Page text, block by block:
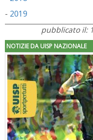
- 2019
pubblicato il:
NOTIZIE DA UISP NAZIONALE